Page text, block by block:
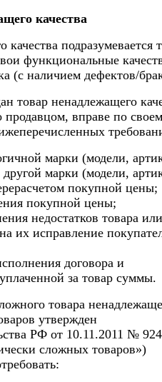
качества
подразумевается
функциональные
(с наличием дефектов/
товар ненадлежащего
продавцом, вправе по
марки (модели,
марки (модели,
покупной цены;
покупной цены;
недостатков товара или
их исправление
договора и
за товар суммы.
товара
утвержден
РФ от 10.11.2011 №
сложных товаров»)